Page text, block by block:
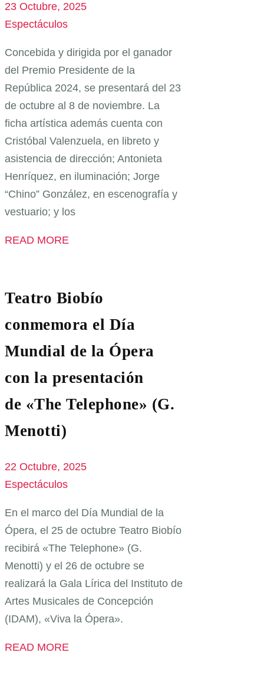
23 Octubre, 2025
Espectáculos
Concebida y dirigida por el ganador
del Premio Presidente de la
República 2024, se presentará del 23
de octubre al 8 de noviembre. La
ficha artística además cuenta con
Cristóbal Valenzuela, en libreto y
asistencia de dirección; Antonieta
Henríquez, en iluminación; Jorge
“Chino” González, en escenografía y
vestuario; y los
READ MORE
Teatro Biobío
conmemora el Día
Mundial de la Ópera
con la presentación
de «The Telephone» (G.
Menotti)
22 Octubre, 2025
Espectáculos
En el marco del Día Mundial de la
Ópera, el 25 de octubre Teatro Biobío
recibirá «The Telephone» (G.
Menotti) y el 26 de octubre se
realizará la Gala Lírica del Instituto de
Artes Musicales de Concepción
(IDAM), «Viva la Ópera».
READ MORE